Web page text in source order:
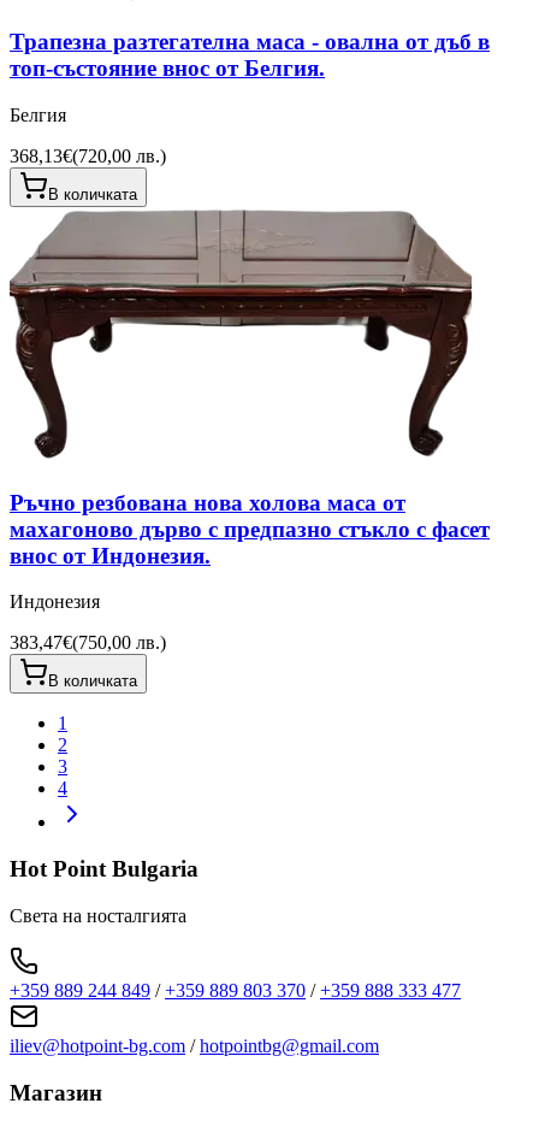
Трапезна разтегателна маса - овална от дъб в
топ-състояние внос от Белгия.
Белгия
368,13€(720,00 лв.)
В количката
Ръчно резбована нова холова маса от
махагоново дърво с предпазно стъкло с фасет
внос от Индонезия.
Индонезия
383,47€(750,00 лв.)
В количката
1
2
3
4
Hot Point Bulgaria
Света на носталгията
+359 889 244 849 /+359 889 803 370 /+359 888 333 477
iliev@hotpoint-bg.com /hotpointbg@gmail.com
Магазин